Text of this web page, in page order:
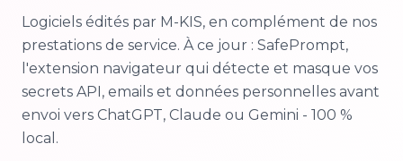
Logiciels édités par M-KIS, en complément de nos
prestations de service. À ce jour : SafePrompt,
l'extension navigateur qui détecte et masque vos
secrets API, emails et données personnelles avant
envoi vers ChatGPT, Claude ou Gemini - 100 %
local.